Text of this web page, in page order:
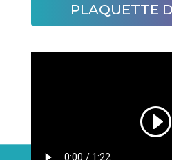
PLAQUETTE